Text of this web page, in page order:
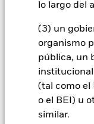
lo largo del
(3) un
organismo
pública, un
(tal como el
o el BEI) u
similar.
subir o bajar, y no
Los bonos de
hipotecaria están
han descrito para
pueden estar
elevados de
el valor de los
de interés, el riesgo
emisores tendrán